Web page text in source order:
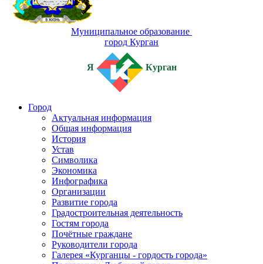
Муниципальное образование
город Курган
Я Курган
Город
Актуальная информация
Общая информация
История
Устав
Символика
Экономика
Инфографика
Организации
Развитие города
Градостроительная деятельность
Гостям города
Почётные граждане
Руководители города
Галерея «Курганцы - гордость города»